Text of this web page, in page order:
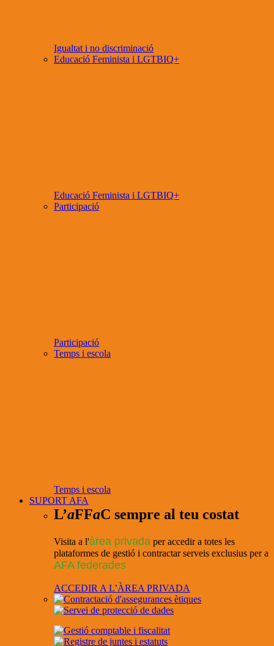
Igualtat i no discriminació
Educació Feminista i LGTBIQ+
Educació Feminista i LGTBIQ+
Participació
Participació
Temps i escola
Temps i escola
SUPORT AFA
L’aFFaC sempre al teu costat
Visita a l'àrea privada per accedir a totes les
plataformes de gestió i contractar serveis exclusius per a
AFA federades
ACCEDIR A L’ÀREA PRIVADA